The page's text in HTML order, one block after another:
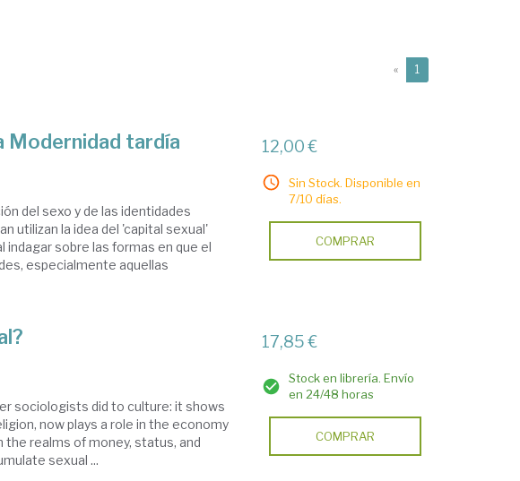
« 1
Modernidad tardía
del sexo y de las identidades
utilizan la idea del 'capital sexual'
indagar sobre las formas en que el
especialmente aquellas
12,00 €
Sin Stock. Disponible en
7/10 días.
COMPRAR
sociologists did to culture: it shows
now plays a role in the economy
the realms of money, status, and
sexual ...
17,85 €
Stock en librería. Envío
en 24/48 horas
COMPRAR